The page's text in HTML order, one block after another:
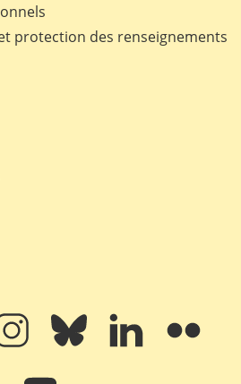
protection des renseignements